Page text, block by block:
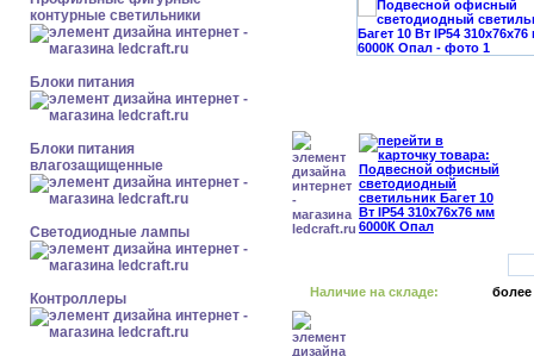
контурные светильники
Блоки питания
Блоки питания
влагозащищенные
Светодиодные лампы
Контроллеры Наличие на складе: более